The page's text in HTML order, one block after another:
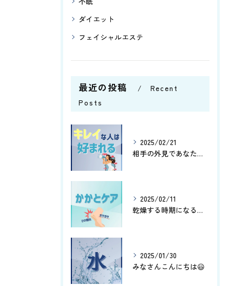
ダイエット
フェイシャルエステ
最近の投稿
Recent
Posts
2025/02/21
相手の外見であなたはどこの部分を気にする傾向にありますか😊？
2025/02/11
乾燥する時期になると、かかとがガサガサしたりひび割れしたりし...
2025/01/30
みなさんこんにちは😃